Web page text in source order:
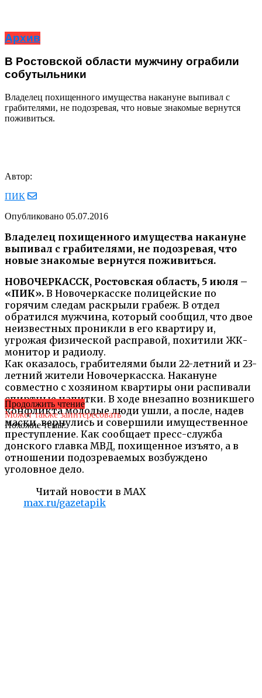
Архив
В Ростовской области мужчину ограбили
собутыльники
Владелец похищенного имущества накануне выпивал с
грабителями, не подозревая, что новые знакомые вернутся
поживиться.
Автор:
ПИК
Опубликовано 05.07.2016
Владелец похищенного имущества накануне
выпивал с грабителями, не подозревая, что
новые знакомые вернутся поживиться.
НОВОЧЕРКАССК, Ростовская область, 5 июля –
«ПИК». В Новочеркасске полицейские по
горячим следам раскрыли грабеж. В отдел
обратился мужчина, который сообщил, что двое
неизвестных проникли в его квартиру и,
угрожая физической расправой, похитили ЖК-
монитор и радиолу.
Как оказалось, грабителями были 22-летний и 23-
летний жители Новочеркасска. Накануне
совместно с хозяином квартиры они распивали
спиртные напитки. В ходе внезапно возникшего
конфликта молодые люди ушли, а после, надев
маски, вернулись и совершили имущественное
преступление. Как сообщает пресс-служба
донского главка МВД, похищенное изъято, а в
отношении подозреваемых возбуждено
уголовное дело.
Читай новости в MAX
max.ru/gazetapik
Продолжить чтение
Может также заинтересовать
Похожие темы: